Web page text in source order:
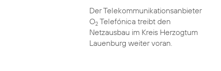
Der Telekommunikationsanbieter
O2Telefónica treibt den
Netzausbau im Kreis Herzogtum
Lauenburg weiter voran.